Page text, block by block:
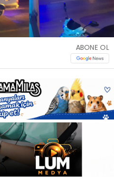
Instagram
ABONE OL